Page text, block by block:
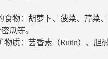
食物：胡萝卜、菠菜、芹菜
瓜等。
物质：芸香素（Rutin）、胆